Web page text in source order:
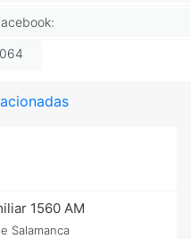
1560 AM
Salamanca